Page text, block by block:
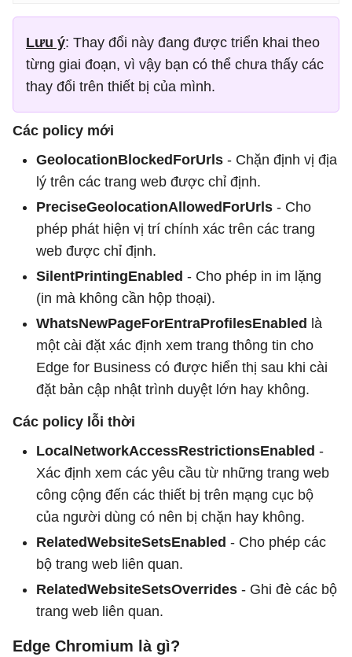
Lưu ý: Thay đổi này đang được triển khai theo
từng giai đoạn, vì vậy bạn có thể chưa thấy các
thay đổi trên thiết bị của mình.
Các policy mới
GeolocationBlockedForUrls - Chặn định vị địa
lý trên các trang web được chỉ định.
PreciseGeolocationAllowedForUrls - Cho
phép phát hiện vị trí chính xác trên các trang
web được chỉ định.
SilentPrintingEnabled - Cho phép in im lặng
(in mà không cần hộp thoại).
WhatsNewPageForEntraProfilesEnabled là
một cài đặt xác định xem trang thông tin cho
Edge for Business có được hiển thị sau khi cài
đặt bản cập nhật trình duyệt lớn hay không.
Các policy lỗi thời
LocalNetworkAccessRestrictionsEnabled -
Xác định xem các yêu cầu từ những trang web
công cộng đến các thiết bị trên mạng cục bộ
của người dùng có nên bị chặn hay không.
RelatedWebsiteSetsEnabled - Cho phép các
bộ trang web liên quan.
RelatedWebsiteSetsOverrides - Ghi đè các bộ
trang web liên quan.
Edge Chromium là gì?